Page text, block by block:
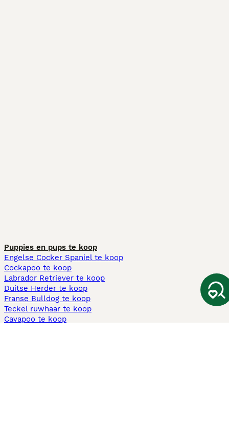
Puppies en pups te koop
Engelse Cocker Spaniel te koop
Cockapoo te koop
Labrador Retriever te koop
Duitse Herder te koop
Franse Bulldog te koop
Teckel ruwhaar te koop
Cavapoo te koop